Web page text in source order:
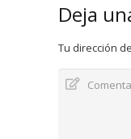
Deja
Tu dirección